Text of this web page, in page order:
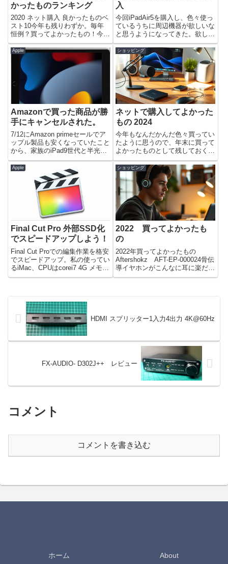
かったものランキング
2020 ネット購入 良かったものベ
スト10今年も残りわずか。毎年
恒例？買ってよかったもの！今年
は例年になくネット通販利用が多
かったと思う。原因は色々あると
思うがやはりステイホーム。自宅
でできるようにと、なんだか色々
出費が重なったように思う...
入
今回iPadAir5を購入し、色々使っ
ているうちに周辺機器が欲しいな
と思うようになってきた。欲しい
周辺機器検討内容ペンシル、
Apple Pencil系のもの検討内容：
Apple製か、サードパーティー製
か。USB-C イヤホンジャック検
討内容...
Apple
Amazonで買った商品が勝
手にキャンセルされた。
7/12にAmazon primeセールでア
ップル製品も安くなっていたこと
から、家族のiPad9世代と半光沢
ガラスを購入した。プライムセー
ル有る有るだが、配送が混んでい
て約一週間ほど到着まではかかる
ようだ。注文したもの2021 Apple
ショッピング
ネットで購入してよかった
もの 2024
今年もなんだかんだ色々買ってい
たように思うので、年末に買って
よかったものとして残しておく。
ランキング第10位：FIFINE ロー
プロファイルマイクアーム 黒
BM88ロープロファイルのマイク
アームを試しにアリエクスプレス
で購入してみた。セー...
Apple
Final Cut Pro 外部SSD化
でスピードアップしよう！
Final Cut Proでの編集作業を格安
でスピードアップ。私の使ってい
るiMac、CPUはcorei7 4G メモリ
24G積んでいても流石に2014年発
私のような旧機種使いに...
ショッピング
2022 買ってよかったも
の
2022年買ってよかったもの
Aftershokz AFT-EP-000024骨伝
導イヤホンがこんなに耳に楽だと
は思わなかった。超愛用してい
HDMI スプリッター1入力4出力 4K@60Hz
FX-AUDIO- D302J++ レビュー
コメント
コメントを書き込む
ホーム About